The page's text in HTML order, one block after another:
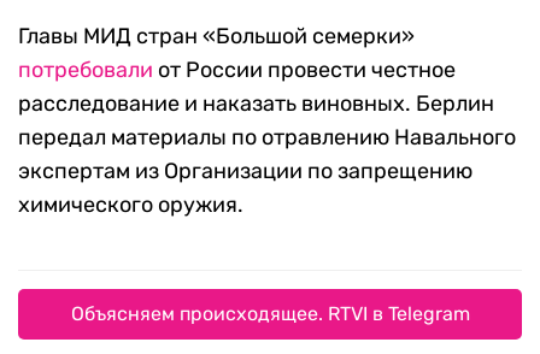
Главы МИД стран «Большой семерки»
потребовали от России провести честное
расследование и наказать виновных. Берлин
передал материалы по отравлению Навального
экспертам из Организации по запрещению
химического оружия.
Объясняем происходящее. RTVI в Telegram